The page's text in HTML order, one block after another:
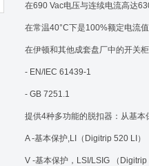
在690 Vac电压与连续电流高达
在常温40°C下是100%额定电流
在伊顿和其他成套盘厂中的开关
- EN/IEC 61439-1
- GB 7251.1
提供4种多功能的脱扣器：从基
A -基本保护,LI（Digitrip 520 LI）
V -基本保护，LSI/LSIG （